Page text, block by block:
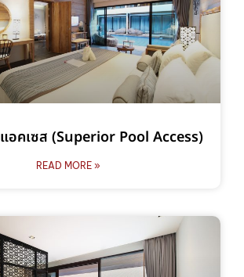
อคเซส (Superior Pool Access)
READ MORE »